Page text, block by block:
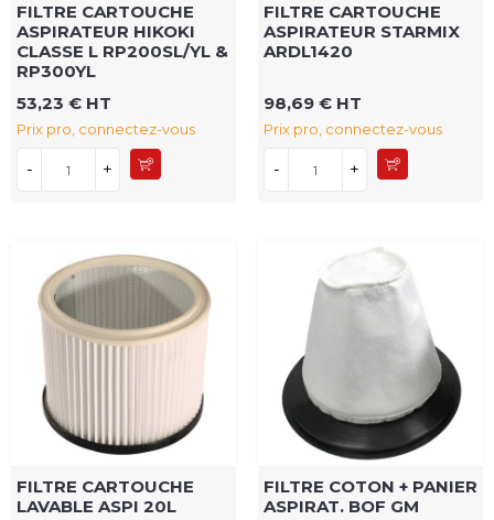
FILTRE CARTOUCHE
ASPIRATEUR HIKOKI
CLASSE L RP200SL/YL &
RP300YL
53,23 € HT
Prix pro, connectez-vous
- +
FILTRE CARTOUCHE
ASPIRATEUR STARMIX
ARDL1420
98,69 € HT
Prix pro, connectez-vous
- +
FILTRE CARTOUCHE
LAVABLE ASPI 20L
FILTRE COTON + PANIER
ASPIRAT. BOF GM